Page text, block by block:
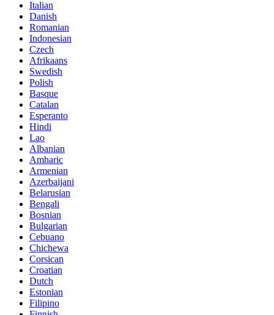
Italian
Danish
Romanian
Indonesian
Czech
Afrikaans
Swedish
Polish
Basque
Catalan
Esperanto
Hindi
Lao
Albanian
Amharic
Armenian
Azerbaijani
Belarusian
Bengali
Bosnian
Bulgarian
Cebuano
Chichewa
Corsican
Croatian
Dutch
Estonian
Filipino